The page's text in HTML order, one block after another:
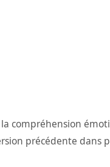
compréhension
précédente